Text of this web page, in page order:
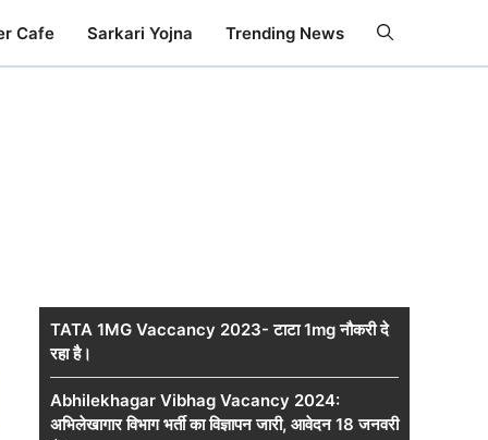
Cafe Sarkari Yojna Trending News
TATA 1MG Vaccancy 2023- टाटा 1mg नौकरी दे
रहा है।
Abhilekhagar Vibhag Vacancy 2024:
अभिलेखागार विभाग भर्ती का विज्ञापन जारी, आवेदन 18 जनवरी